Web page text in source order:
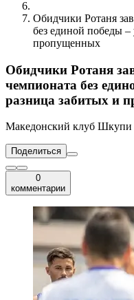
Обидчики Ротаня
без единой победы –
пропущенных
Обидчики Ротаня
чемпионата без
разница забитых и
Македонский клуб Шкупи
Поделиться
0
комментарии